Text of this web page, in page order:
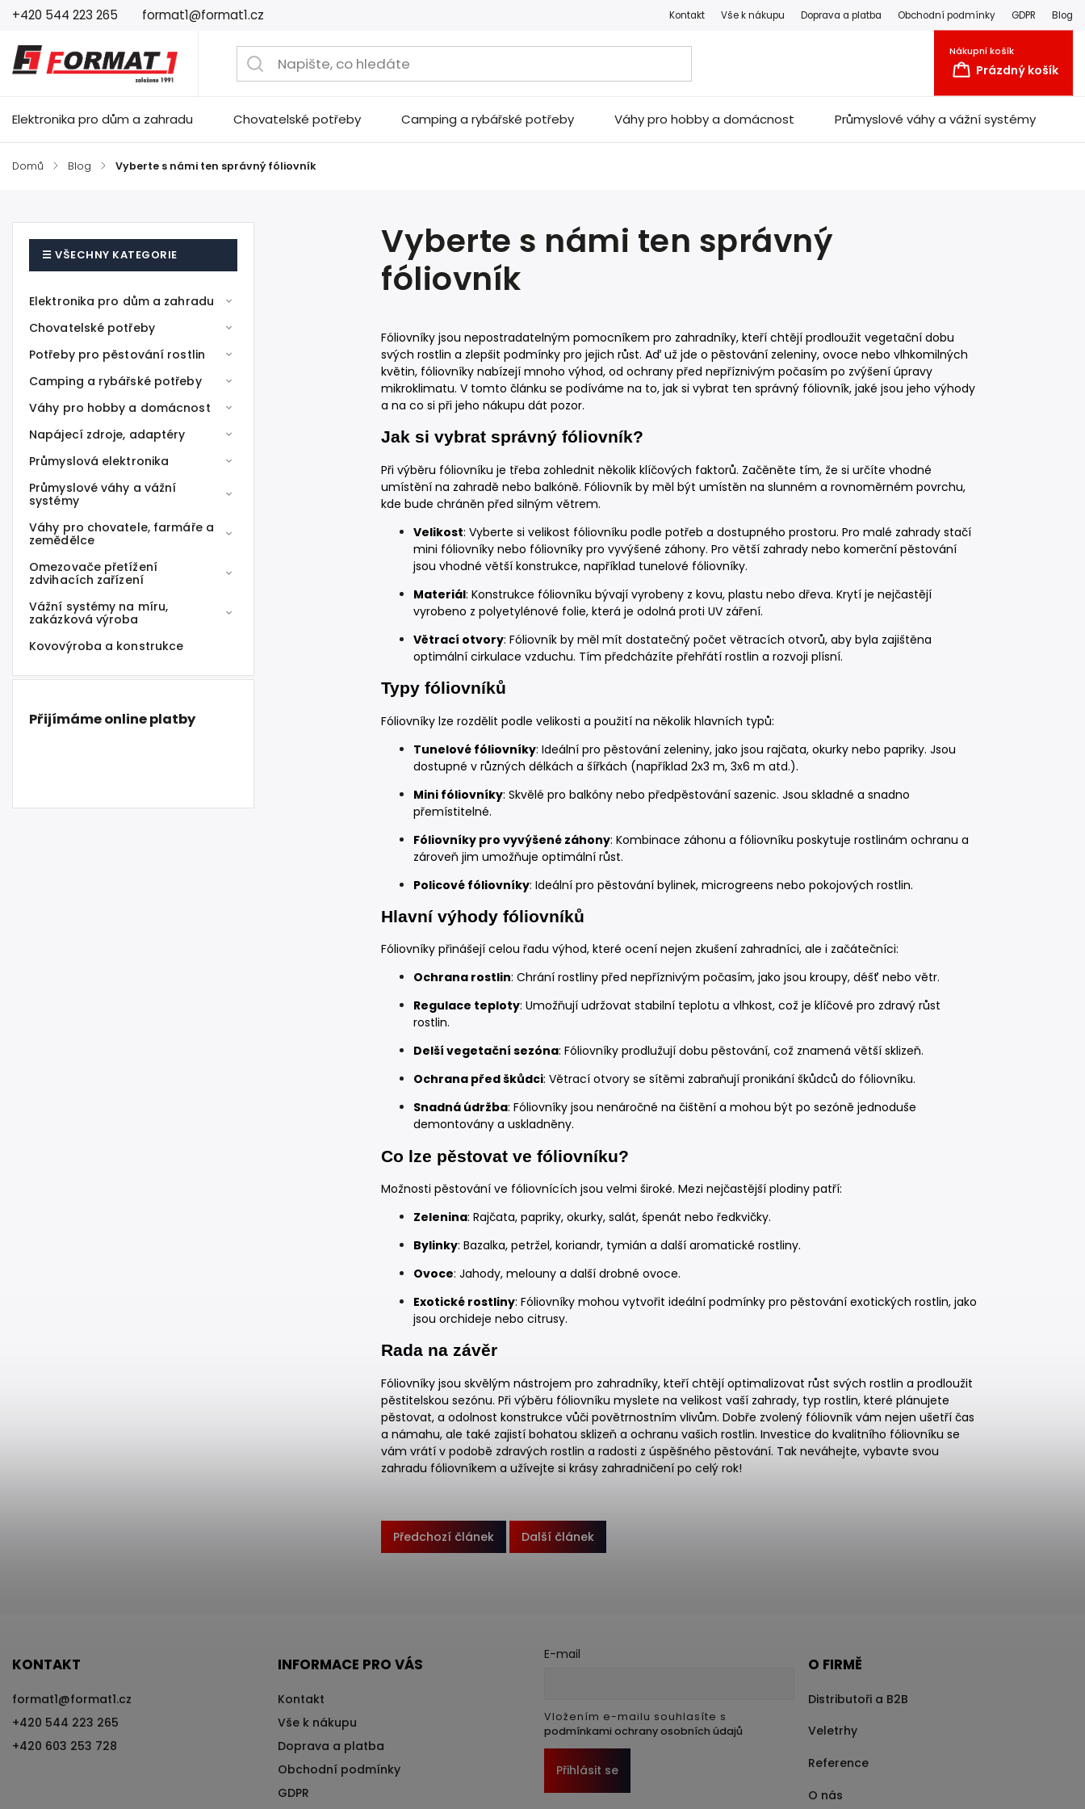
+420 544 223 265 format1@format1.cz Kontakt Vše k nákupu Doprava a platba Obchodní podmínky GDPR Blog
Nákupní košík
Prázdný košík
Elektronika pro dům a zahradu Chovatelské potřeby Camping a rybářské potřeby Váhy pro hobby a domácnost Průmyslové váhy a vážní systémy
Domů / Blog / Vyberte s námi ten správný fóliovník
Elektronika pro dům a zahradu
Chovatelské potřeby
Potřeby pro pěstování rostlin
Camping a rybářské potřeby
Váhy pro hobby a domácnost
Napájecí zdroje, adaptéry
Průmyslová elektronika
Průmyslové váhy a vážní
systémy
Váhy pro chovatele, farmáře a
zemědělce
Omezovače přetížení
zdvihacích zařízení
Vážní systémy na míru,
zakázková výroba
Kovovýroba a konstrukce
Přijímáme online platby
Vyberte s námi ten správný
fóliovník
Fóliovníky jsou nepostradatelným pomocníkem pro zahradníky, kteří chtějí prodloužit vegetační dobu
svých rostlin a zlepšit podmínky pro jejich růst. Aď už jde o pěstování zeleniny, ovoce nebo vlhkomilných
květin, fóliovníky nabízejí mnoho výhod, od ochrany před nepříznivým počasím po zvýšení úpravy
mikroklimatu. V tomto článku se podíváme na to, jak si vybrat ten správný fóliovník, jaké jsou jeho výhody
a na co si při jeho nákupu dát pozor.
Jak si vybrat správný fóliovník?
Při výběru fóliovníku je třeba zohlednit několik klíčových faktorů. Začěněte tím, že si určíte vhodné
umístění na zahradě nebo balkóně. Fóliovník by měl být umístěn na slunném a rovnoměrném povrchu,
kde bude chráněn před silným větrem.
Velikost: Vyberte si velikost fóliovníku podle potřeb a dostupného prostoru. Pro malé zahrady stačí
mini fóliovníky nebo fóliovníky pro vyvýšené záhony. Pro větší zahrady nebo komerční pěstování
jsou vhodné větší konstrukce, například tunelové fóliovníky.
Materiál: Konstrukce fóliovníku bývají vyrobeny z kovu, plastu nebo dřeva. Krytí je nejčastějí
vyrobeno z polyetylénové folie, která je odolná proti UV záření.
Větrací otvory: Fóliovník by měl mít dostatečný počet větracích otvorů, aby byla zajištěna
optimální cirkulace vzduchu. Tím předcházíte přehřátí rostlin a rozvoji plísní.
Typy fóliovníků
Fóliovníky lze rozdělit podle velikosti a použití na několik hlavních typů:
Tunelové fóliovníky: Ideální pro pěstování zeleniny, jako jsou rajčata, okurky nebo papriky. Jsou
dostupné v různých délkách a šířkách (například 2x3 m, 3x6 m atd.).
Mini fóliovníky: Skvělé pro balkóny nebo předpěstování sazenic. Jsou skladné a snadno
přemístitelné.
Fóliovníky pro vyvýšené záhony: Kombinace záhonu a fóliovníku poskytuje rostlinám ochranu a
zároveň jim umožňuje optimální růst.
Policové fóliovníky: Ideální pro pěstování bylinek, microgreens nebo pokojových rostlin.
Hlavní výhody fóliovníků
Fóliovníky přinášejí celou řadu výhod, které ocení nejen zkušení zahradníci, ale i začátečníci:
Ochrana rostlin: Chrání rostliny před nepříznivým počasím, jako jsou kroupy, déšť nebo větr.
Regulace teploty: Umožňují udržovat stabilní teplotu a vlhkost, což je klíčové pro zdravý růst
rostlin.
Delší vegetační sezóna: Fóliovníky prodlužují dobu pěstování, což znamená větší sklizeň.
Ochrana před škůdci: Větrací otvory se sítěmi zabraňují pronikání škůdců do fóliovníku.
Snadná údržba: Fóliovníky jsou nenáročné na čištění a mohou být po sezóně jednoduše
demontovány a uskladněny.
Co lze pěstovat ve fóliovníku?
Možnosti pěstování ve fóliovnících jsou velmi široké. Mezi nejčastější plodiny patří:
Zelenina: Rajčata, papriky, okurky, salát, śpenát nebo ředkvičky.
Bylinky: Bazalka, petržel, koriandr, tymián a další aromatické rostliny.
Ovoce: Jahody, melouny a další drobné ovoce.
Exotické rostliny: Fóliovníky mohou vytvořit ideální podmínky pro pěstování exotických rostlin, jako
jsou orchideje nebo citrusy.
Rada na závěr
Fóliovníky jsou skvělým nástrojem pro zahradníky, kteří chtějí optimalizovat růst svých rostlin a prodloužit
pěstitelskou sezónu. Při výběru fóliovníku myslete na velikost vaší zahrady, typ rostlin, které plánujete
pěstovat, a odolnost konstrukce vůči povětrnostním vlivům. Dobře zvolený fóliovník vám nejen ušetří čas
a námahu, ale také zajistí bohatou sklizeň a ochranu vašich rostlin. Investice do kvalitního fóliovníku se
vám vrátí v podobě zdravých rostlin a radosti z úspěšného pěstování. Tak neváhejte, vybavte svou
zahradu fóliovníkem a užívejte si krásy zahradničení po celý rok!
Předchozí článek Další článek
KONTAKT
format1@format1.cz
+420 544 223 265
+420 603 253 728
INFORMACE PRO VÁS
Kontakt
Vše k nákupu
Doprava a platba
Obchodní podmínky
GDPR
E-mail
Vložením e-mailu souhlasíte s
podmínkami ochrany osobních údajů
Přihlásit se
O FIRMĚ
Distributoři a B2B
Veletrhy
Reference
O nás